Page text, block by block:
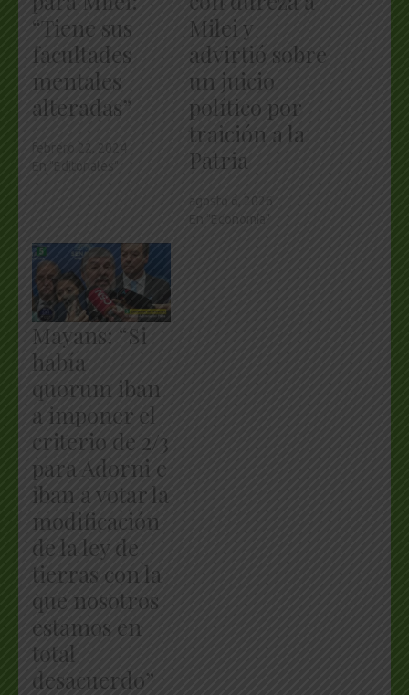
“Tiene sus
facultades
mentales
alteradas”
Milei y
advirtió sobre
un juicio
político por
traición a la
Patria
Mayans: “Si
había
quorum iban
a imponer el
criterio de 2/3
para Adorni e
iban a votar la
modificación
de la ley de
tierras con la
que nosotros
estamos en
total
desacuerdo”